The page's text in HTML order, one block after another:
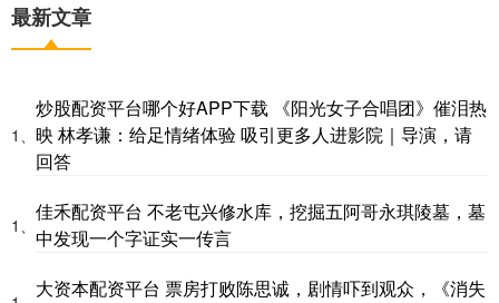
最新文章
1、
炒股配资平台哪个好APP下载 《阳光女子合唱团》催泪热
映 林孝谦：给足情绪体验 吸引更多人进影院｜导演，请
回答
1、
佳禾配资平台 不老屯兴修水库，挖掘五阿哥永琪陵墓，墓
中发现一个字证实一传言
大资本配资平台 票房打败陈思诚，剧情吓到观众，《消失